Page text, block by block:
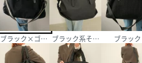
ブラック×ゴールドブラック系その他 ブラック